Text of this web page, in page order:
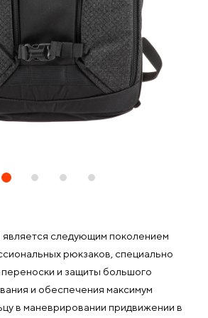
следующим поколением
рюкзаков, специально
и защиты большого
и обеспечения максимум
в маневрировании придвижении в